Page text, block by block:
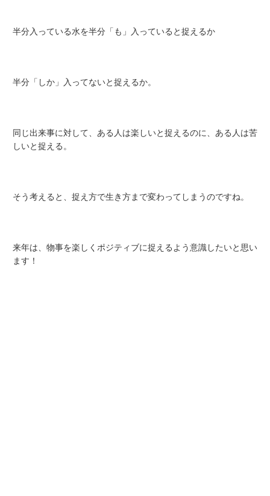
半分入っている水を半分「も」入っていると捉えるか
半分「しか」入ってないと捉えるか。
同じ出来事に対して、ある人は楽しいと捉えるのに、ある人は苦
しいと捉える。
そう考えると、捉え方で生き方まで変わってしまうのですね。
来年は、物事を楽しくポジティブに捉えるよう意識したいと思い
ます！